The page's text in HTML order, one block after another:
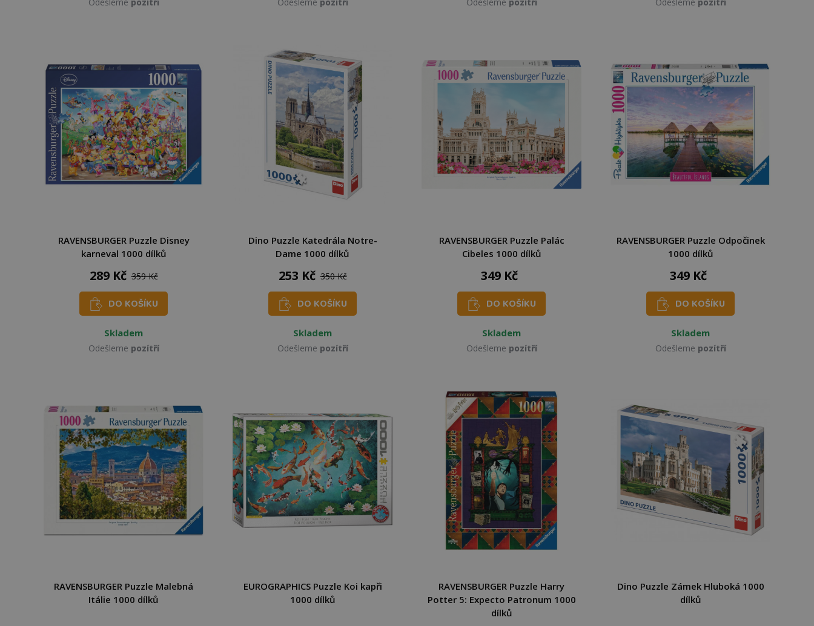
RAVENSBURGER Puzzle Disney
karneval 1000 dílků
289 Kč 359 Kč
DO KOŠÍKU
Skladem
Odešleme pozítří
Dino Puzzle Katedrála Notre-
Dame 1000 dílků
253 Kč 350 Kč
DO KOŠÍKU
Skladem
Odešleme pozítří
RAVENSBURGER Puzzle Palác
Cibeles 1000 dílků
349 Kč
DO KOŠÍKU
Skladem
Odešleme pozítří
RAVENSBURGER Puzzle Odpočinek
1000 dílků
349 Kč
DO KOŠÍKU
Skladem
Odešleme pozítří
RAVENSBURGER Puzzle Malebná
Itálie 1000 dílků
EUROGRAPHICS Puzzle Koi kapři
1000 dílků
RAVENSBURGER Puzzle Harry
Potter 5: Expecto Patronum 1000
dílků
Dino Puzzle Zámek Hluboká 1000
dílků